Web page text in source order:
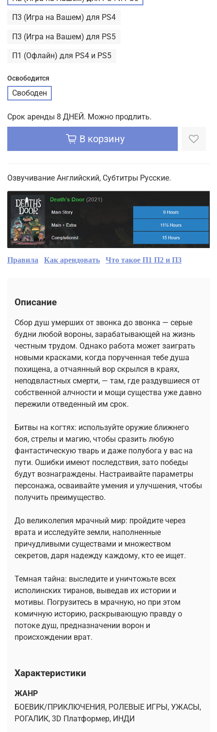
П3 (Игра на Вашем) для PS4
П3 (Игра на Вашем) для PS5
П1 (Офлайн) для PS4 и PS5
Освободится
Свободен
Срок аренды 8 ДНЕЙ. Можно продлить.
В корзину
Озвучивание Английский, Субтитры Русские.
Правила Как арендовать Что такое П1 П2 и П3
Описание
Сбор душ умерших от звонка до звонка — серые
будни любой вороны, зарабатывающей на жизнь
честным трудом. Однако работа может заиграть
новыми красками, когда порученная тебе душа
похищена, а отчаянный вор скрылся в краях,
неподвластных смерти, — там, где раздувшиеся от
собственной алчности и мощи существа уже давно
пережили отведенный им срок.
Битвы на когтях: используйте оружие ближнего
боя, стрелы и магию, чтобы сразить любую
фантастическую тварь и даже полубога у вас на
пути. Ошибки имеют последствия, зато победы
будут вознаграждены. Настраивайте параметры
персонажа, осваивайте умения и улучшения, чтобы
получить преимущество.
До великолепия мрачный мир: пройдите через
врата и исследуйте земли, наполненные
причудливыми существами и множеством
секретов, даря надежду каждому, кто ее ищет.
Темная тайна: выследите и уничтожьте всех
исполинских тиранов, выведав их истории и
мотивы. Погрузитесь в мрачную, но при этом
комичную историю, раскрывающую правду о
потоке душ, предназначении ворон и
происхождении врат.
Характеристики
ЖАНР
БОЕВИК/ПРИКЛЮЧЕНИЯ, РОЛЕВЫЕ ИГРЫ, УЖАСЫ,
РОГАЛИК, 3D Платформер, ИНДИ